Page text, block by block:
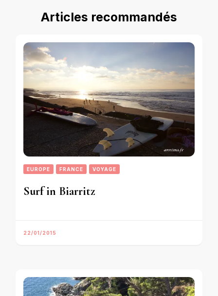
Articles recommandés
EUROPE FRANCE VOYAGE
Surf in Biarritz
22/01/2015